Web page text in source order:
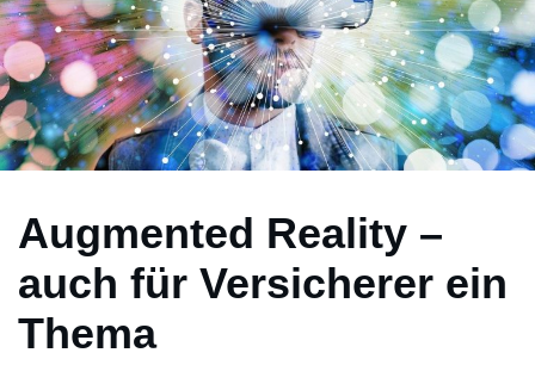
Augmented Reality –
auch für Versicherer ein
Thema